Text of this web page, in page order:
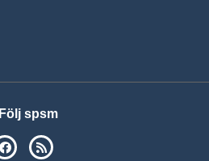
Följ spsm
SPSM på Facebook